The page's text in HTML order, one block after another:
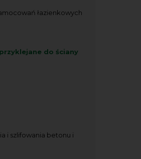
łazienkowych
do ściany
i szlifowania betonu i